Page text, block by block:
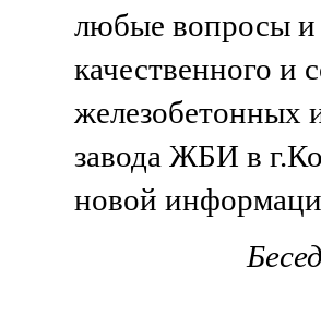
любые вопросы и
качественного и
железобетонных
завода ЖБИ в
новой